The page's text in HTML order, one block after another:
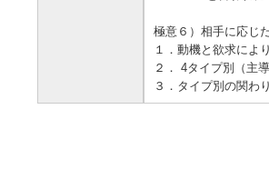
極意６）相手に応じ
１．動機と欲求によ
２． 4タイプ別（主
３．タイプ別の関わ